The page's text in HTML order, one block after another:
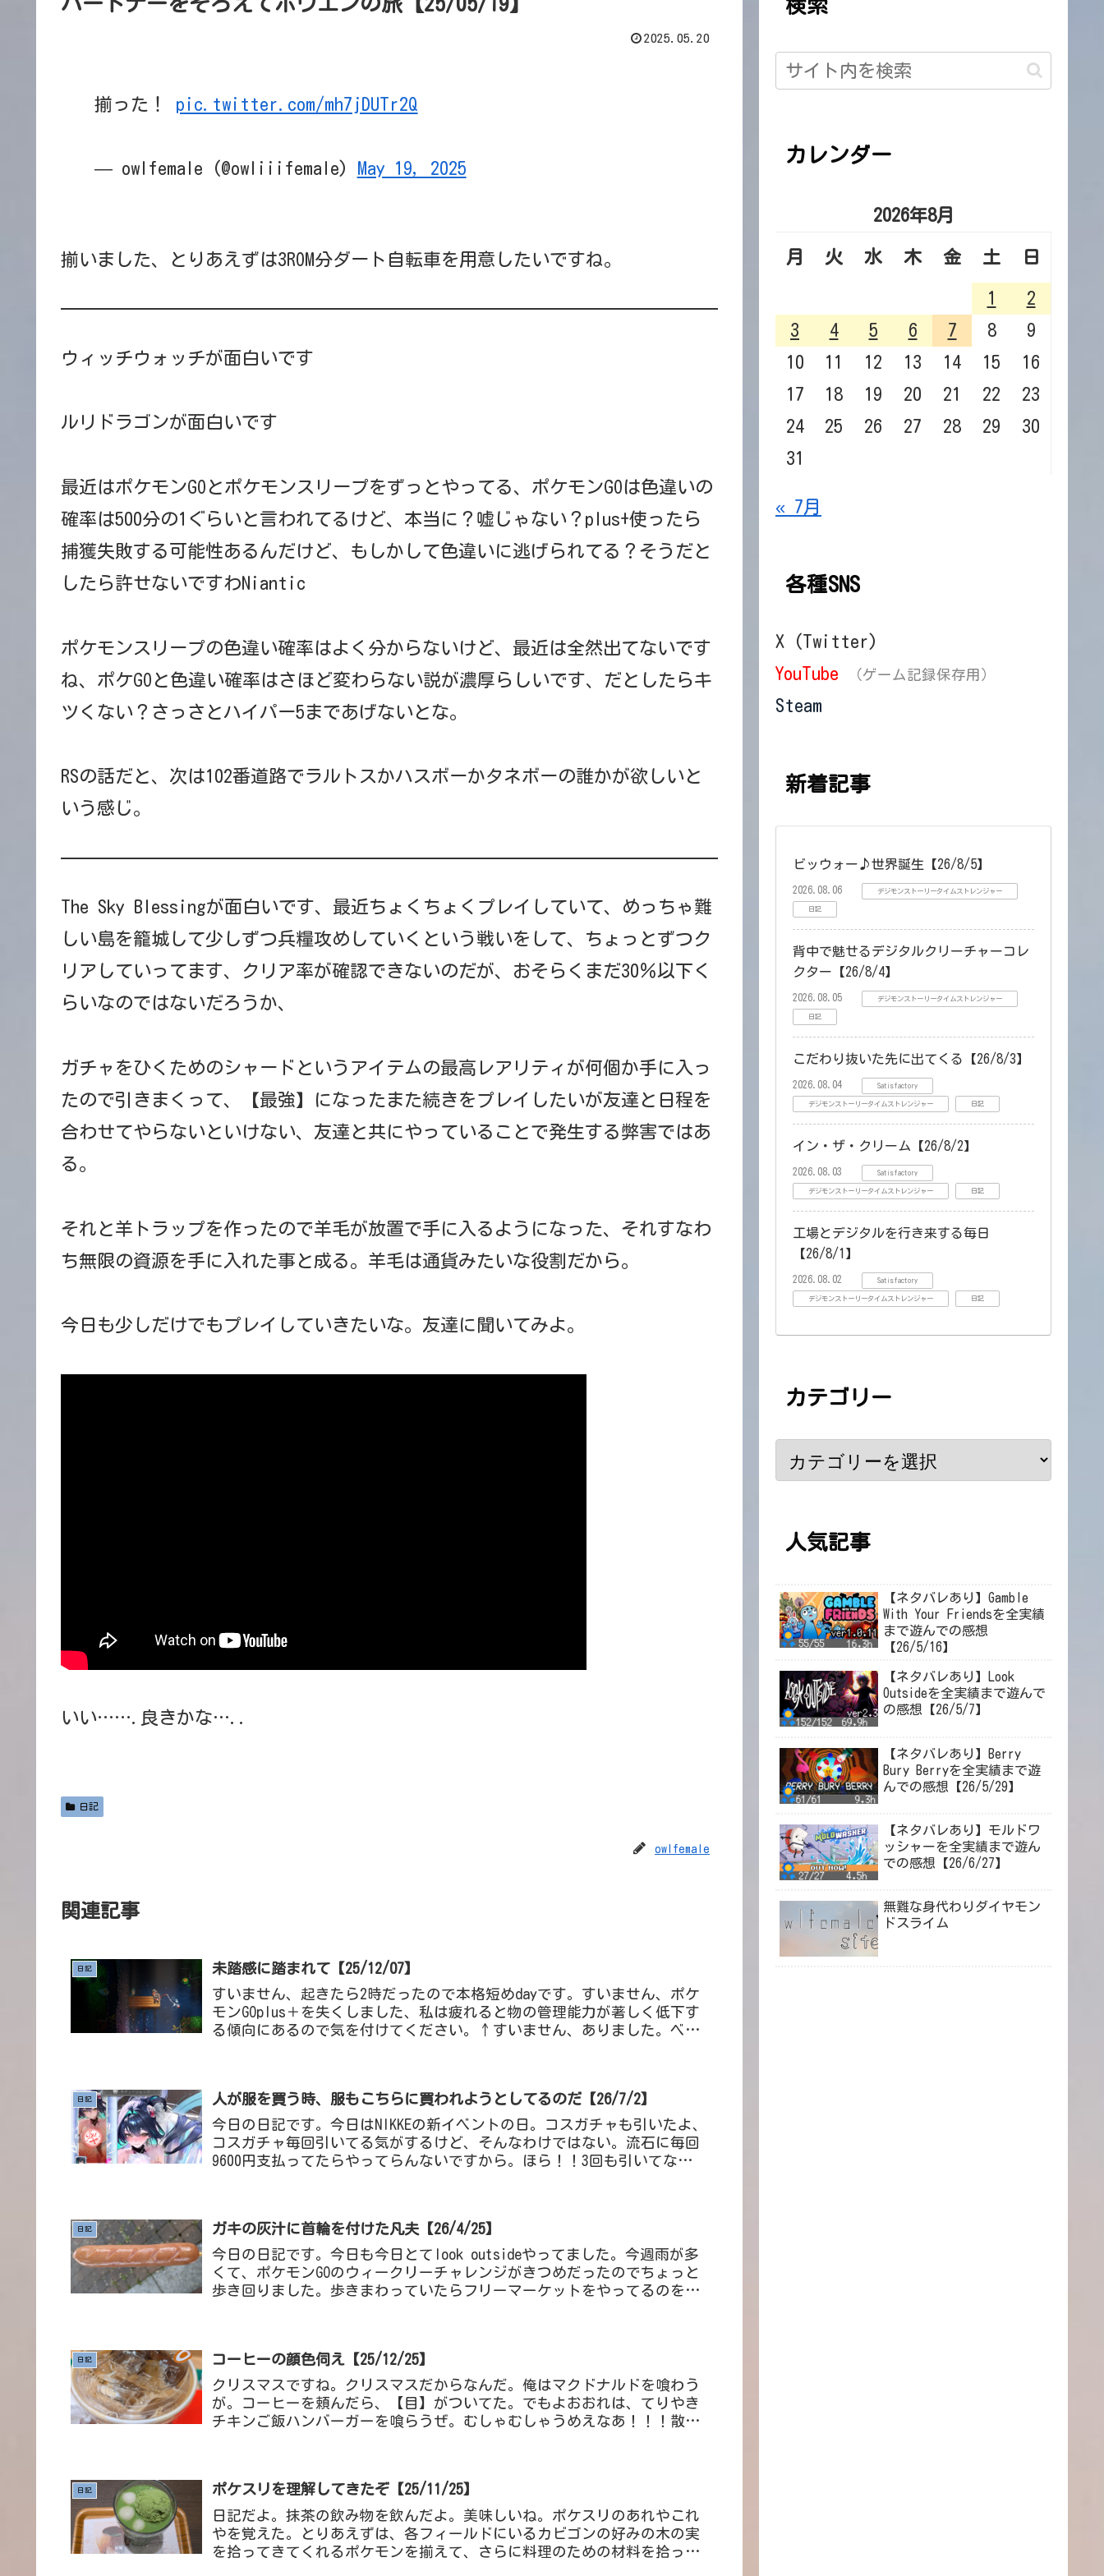
2025.05.20
揃った！ pic.twitter.com/mh7jDUTr2Q
— owlfemale (@owliiifemale) May 19, 2025
揃いました、とりあえずは3ROM分ダート自転車を用意したいですね。
ウィッチウォッチが面白いです
ルリドラゴンが面白いです
最近はポケモンGOとポケモンスリープをずっとやってる、ポケモンGOは色違いの
確率は500分の1ぐらいと言われてるけど、本当に？嘘じゃない？plus+使ったら
捕獲失敗する可能性あるんだけど、もしかして色違いに逃げられてる？そうだと
したら許せないですわNiantic
ポケモンスリープの色違い確率はよく分からないけど、最近は全然出てないです
ね、ポケGOと色違い確率はさほど変わらない説が濃厚らしいです、だとしたらキ
ツくない？さっさとハイパー5まであげないとな。
RSの話だと、次は102番道路でラルトスかハスボーかタネボーの誰かが欲しいと
いう感じ。
The Sky Blessingが面白いです、最近ちょくちょくプレイしていて、めっちゃ難
しい島を籠城して少しずつ兵糧攻めしていくという戦いをして、ちょっとずつク
リアしていってます、クリア率が確認できないのだが、おそらくまだ30％以下く
らいなのではないだろうか、
ガチャをひくためのシャードというアイテムの最高レアリティが何個か手に入っ
たので引きまくって、【最強】になったまた続きをプレイしたいが友達と日程を
合わせてやらないといけない、友達と共にやっていることで発生する弊害ではあ
る。
それと羊トラップを作ったので羊毛が放置で手に入るようになった、それすなわ
ち無限の資源を手に入れた事と成る。羊毛は通貨みたいな役割だから。
今日も少しだけでもプレイしていきたいな。友達に聞いてみよ。
いい…….良きかな…..
日記
owlfemale
関連記事
日記 未踏感に踏まれて【25/12/07】
すいません、起きたら2時だったので本格短めdayです。すいません、ポケ
モンGOplus＋を失くしました、私は疲れると物の管理能力が著しく低下す
る傾向にあるので気を付けてください。↑すいません、ありました。ベッ
日記 人が服を買う時、服もこちらに買われようとしてるのだ【26/7/2】
今日の日記です。今日はNIKKEの新イベントの日。コスガチャも引いたよ、
コスガチャ毎回引いてる気がするけど、そんなわけではない。流石に毎回
9600円支払ってたらやってらんないですから。ほら！！3回も引いてないと
日記 ガキの灰汁に首輪を付けた凡夫【26/4/25】
今日の日記です。今日も今日とてlook outsideやってました。今週雨が多
くて、ポケモンGOのウィークリーチャレンジがきつめだったのでちょっと
歩き回りました。歩きまわっていたらフリーマーケットをやってるのを見
日記 コーヒーの顔色伺え【25/12/25】
クリスマスですね。クリスマスだからなんだ。俺はマクドナルドを喰わう
が。コーヒーを頼んだら、【目】がついてた。でもよおおれは、てりやき
チキンご飯ハンバーガーを喰らうぜ。むしゃむしゃうめえなあ！！！散歩
日記 ポケスリを理解してきたぞ【25/11/25】
日記だよ。抹茶の飲み物を飲んだよ。美味しいね。ポケスリのあれやこれ
やを覚えた。とりあえずは、各フィールドにいるカビゴンの好みの木の実
を拾ってきてくれるポケモンを揃えて、さらに料理のための材料を拾って
検索
カレンダー
2026年8月
月 火 水 木 金 土 日
1
2
3
4 5 6 7 8
9
10
11 12 13 14 15
16
17
18 19 20 21 22
23
24
25 26 27 28 29
30
31
« 7月
各種SNS
X (Twitter)
YouTube
（ゲーム記録保存用）
Steam
新着記事
ビッウォー♪世界誕生【26/8/5】
2026.08.06 デジモンストーリータイムストレンジャー
日記
背中で魅せるデジタルクリーチャーコレ
クター【26/8/4】
2026.08.05 デジモンストーリータイムストレンジャー
日記
こだわり抜いた先に出てくる【26/8/3】
2026.08.04 Satisfactory
デジモンストーリータイムストレンジャー 日記
イン・ザ・クリーム【26/8/2】
2026.08.03 Satisfactory
デジモンストーリータイムストレンジャー 日記
工場とデジタルを行き来する毎日
【26/8/1】
2026.08.02 Satisfactory
デジモンストーリータイムストレンジャー 日記
カテゴリー
人気記事
【ネタバレあり】Gamble
With Your Friendsを全実績
まで遊んでの感想
【26/5/16】
【ネタバレあり】Look
Outsideを全実績まで遊んで
の感想【26/5/7】
【ネタバレあり】Berry
Bury Berryを全実績まで遊
んでの感想【26/5/29】
【ネタバレあり】モルドワ
ッシャーを全実績まで遊ん
での感想【26/6/27】
無難な身代わりダイヤモン
ドスライム